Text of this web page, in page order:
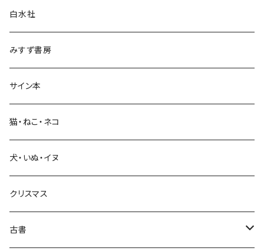
生活・暮らし
芸術・絵画・写真
絵本・児童書
白水社
みすず書房
サイン本
猫・ねこ・ネコ
犬・いぬ・イヌ
クリスマス
古書